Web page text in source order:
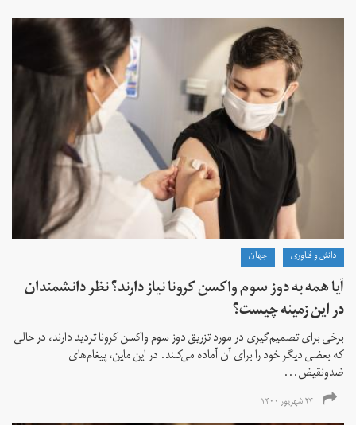
دانش و فناوری جهان
آیا همه به دوز سوم واکسن کرونا نیاز دارند؟ نظر دانشمندان
در این زمینه چیست؟
برخی برای تصمیم‌گیری در مورد تزریق دوز سوم واکسن کرونا تردید دارند، در حالی
که بعضی دیگر خود را برای آن آماده می‌کنند. در این ماین، پیغام‌های
ضدونقیض...
۲۴ شهریور ۱۴۰۰